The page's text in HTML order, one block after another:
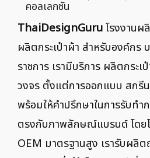
คอลเลกชัน
ThaiDesignGuruโรงงานผ
ผลิตกระเป๋าผ้า สำหรับองค์กร
ราชการ เรามีบริการ ผลิตกระ
วงจร ตั้งแต่การออกแบบ สกรี
พร้อมให้คำปรึกษาในการรับทำ
ตรงกับภาพลักษณ์แบรนด์ โดยโ
OEM มาตรฐานสูง เรารับผลิต